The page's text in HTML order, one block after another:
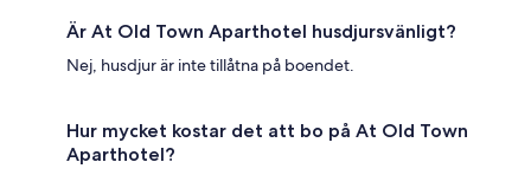
Är At Old Town Aparthotel husdjursvänligt?
Nej, husdjur är inte tillåtna på boendet.
Hur mycket kostar det att bo på At Old Town
Aparthotel?